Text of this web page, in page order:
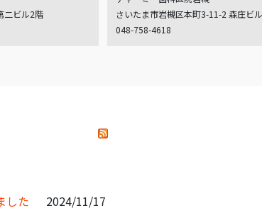
二ビル2階
さいたま市岩槻区本町3-11-2 森庄ビ
048-758-4618
した
2024/11/17